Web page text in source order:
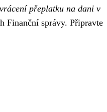
přeplatku na dani v
Finanční správy. Připravte